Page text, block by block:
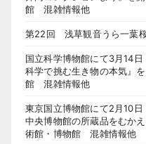
館 混雑情報他
第22回 浅草観音うら一葉
国立科学博物館にて3月14
科学で挑む生き物の本気
館 混雑情報他
東京国立博物館にて2月10
中央博物館の所蔵品をむ
術館・博物館 混雑情報他